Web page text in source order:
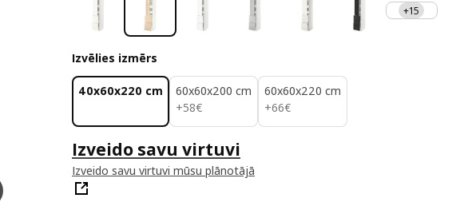
+15
Izvēlies izmērs
40x60x220 cm
60x60x200 cm
+58€
58€
60x60x220 cm
+66€
66€
Izveido savu virtuvi
Izveido savu virtuvi mūsu plānotājā